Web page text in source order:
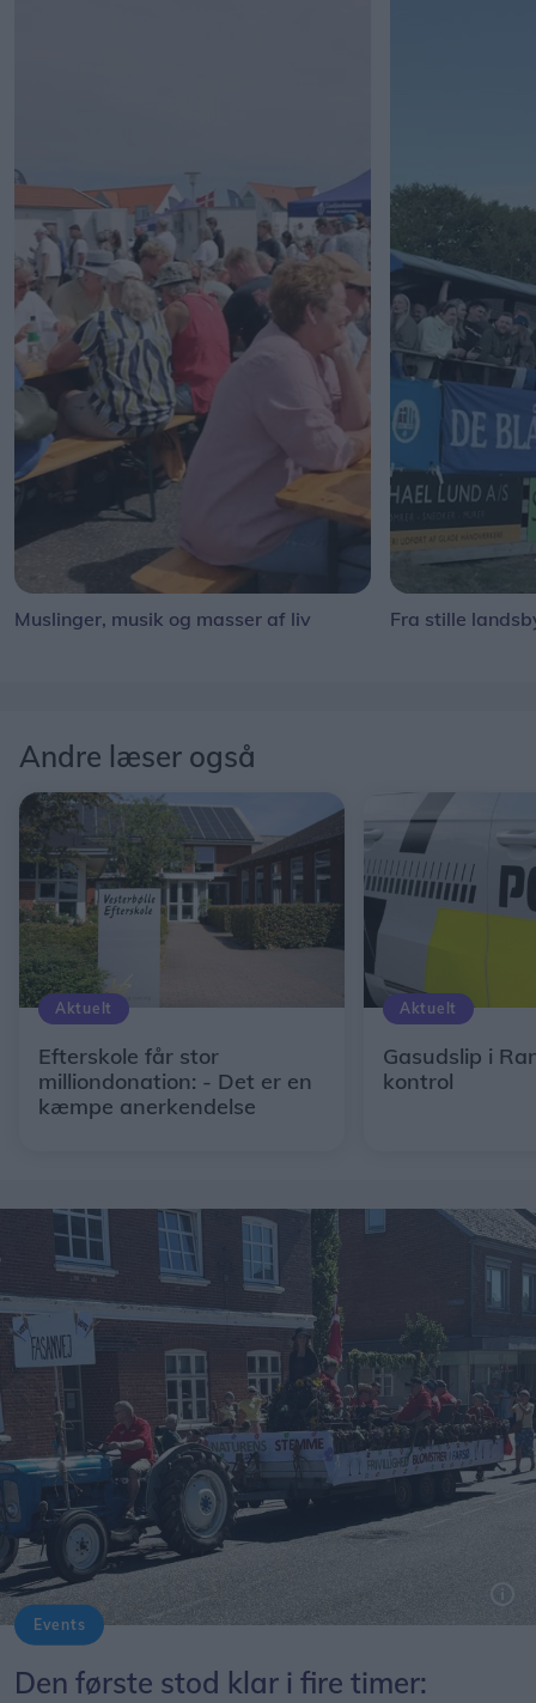
Muslinger, musik og masser af liv Fra stille
Andre læser også
Aktuelt
Efterskole får stor
milliondonation: - Det er en
kæmpe anerkendelse
Aktuelt
Gasudslip i
kontrol
Events
Den første stod klar i fire timer: